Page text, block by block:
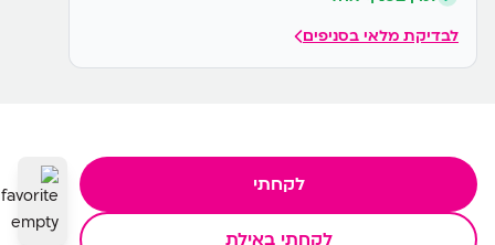
לבדיקת מלאי בסניפים
לקחתי
לקחתי באילת